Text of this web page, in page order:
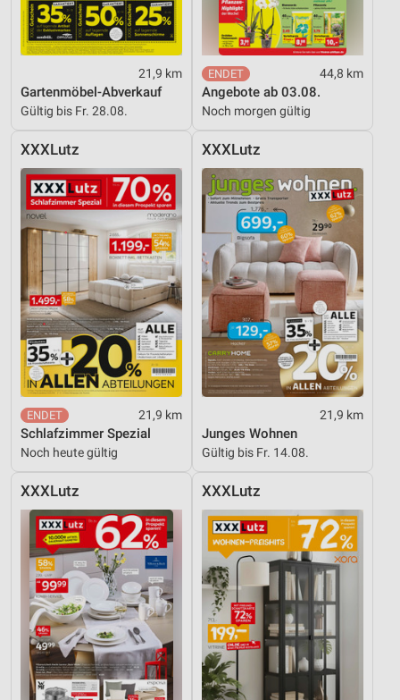
21,9 km
Gartenmöbel-Abverkauf
Gültig bis Fr. 28.08.
44,8 km
Angebote ab 03.08.
Noch morgen gültig
XXXLutz
21,9 km
Schlafzimmer Spezial
Noch heute gültig
XXXLutz
21,9 km
Junges Wohnen
Gültig bis Fr. 14.08.
XXXLutz XXXLutz